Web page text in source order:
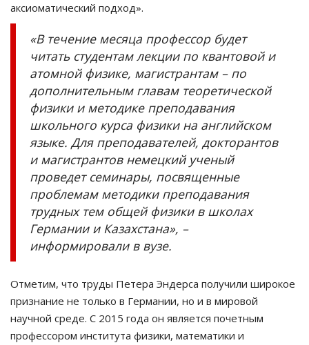
аксиоматический подход».
«В течение месяца профессор будет
читать студентам лекции по квантовой и
атомной физике, магистрантам – по
дополнительным главам теоретической
физики и методике преподавания
школьного курса физики на английском
языке. Для преподавателей, докторантов
и магистрантов немецкий ученый
проведет семинары, посвященные
проблемам методики преподавания
трудных тем общей физики в школах
Германии и Казахстана», –
информировали в вузе.
Отметим, что труды Петера Эндерса получили широкое
признание не только в Германии, но и в мировой
научной среде. С 2015 года он является почетным
профессором института физики, математики и